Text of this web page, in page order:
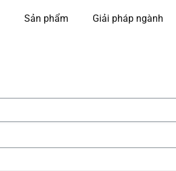
Sản phẩm Giải pháp ngành